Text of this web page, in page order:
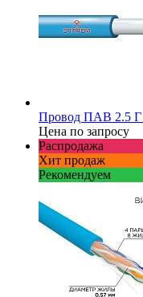
Провод ПАВ 2.5 Г
Цена по запросу
Распродажа
Хит продаж
Рекомендуем